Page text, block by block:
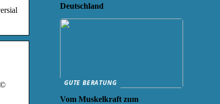
©
Deutschland
GUTE BERATUNG
Vom Muskelkraft zum